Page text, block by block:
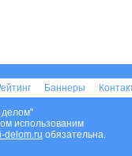
Баннеры
делом"
использованим
delom.ru обязательна.